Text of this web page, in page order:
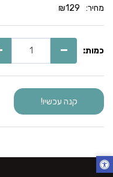
מחיר: ₪129
כמות:
קנה עכשיו!